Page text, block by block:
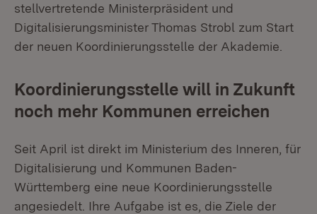
stellvertretende Ministerpräsident und
Digitalisierungsminister Thomas Strobl zum Start
der neuen Koordinierungsstelle der Akademie.
Koordinierungsstelle will in Zukunft
noch mehr Kommunen erreichen
Seit April ist direkt im Ministerium des Inneren, für
Digitalisierung und Kommunen Baden-
Württemberg eine neue Koordinierungsstelle
angesiedelt. Ihre Aufgabe ist es, die Ziele der